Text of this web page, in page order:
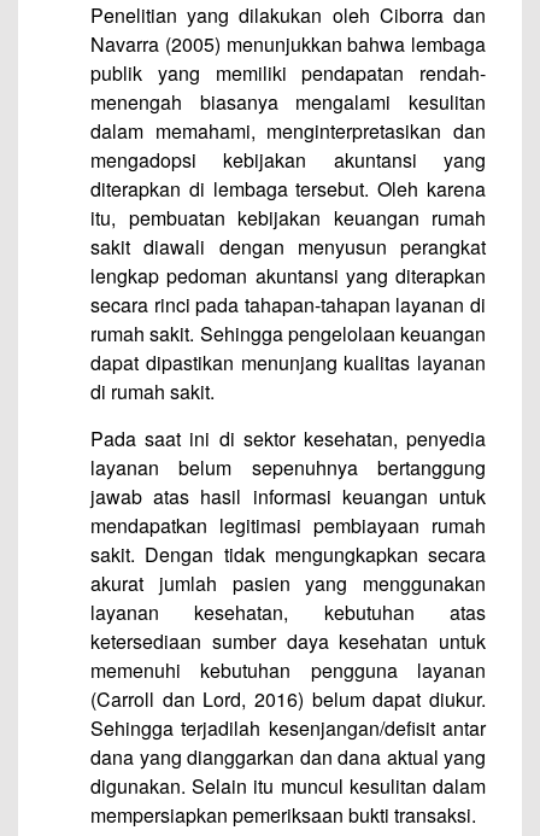
Penelitian yang dilakukan oleh Ciborra dan
Navarra (2005) menunjukkan bahwa lembaga
publik yang memiliki pendapatan rendah-
menengah biasanya mengalami kesulitan
dalam memahami, menginterpretasikan dan
mengadopsi kebijakan akuntansi yang
diterapkan di lembaga tersebut. Oleh karena
itu, pembuatan kebijakan keuangan rumah
sakit diawali dengan menyusun perangkat
lengkap pedoman akuntansi yang diterapkan
secara rinci pada tahapan-tahapan layanan di
rumah sakit. Sehingga pengelolaan keuangan
dapat dipastikan menunjang kualitas layanan
di rumah sakit.
Pada saat ini di sektor kesehatan, penyedia
layanan belum sepenuhnya bertanggung
jawab atas hasil informasi keuangan untuk
mendapatkan legitimasi pembiayaan rumah
sakit. Dengan tidak mengungkapkan secara
akurat jumlah pasien yang menggunakan
layanan kesehatan, kebutuhan atas
ketersediaan sumber daya kesehatan untuk
memenuhi kebutuhan pengguna layanan
(Carroll dan Lord, 2016) belum dapat diukur.
Sehingga terjadilah kesenjangan/defisit antar
dana yang dianggarkan dan dana aktual yang
digunakan. Selain itu muncul kesulitan dalam
mempersiapkan pemeriksaan bukti transaksi.